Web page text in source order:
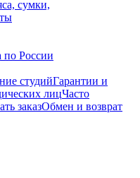
сумки,
по России
студийГарантии и
лицЧасто
заказОбмен и возврат